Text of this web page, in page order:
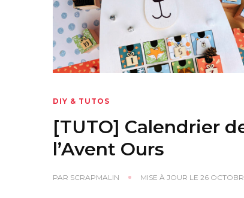
DIY & TUTOS
[TUTO] Calendrier
l’Avent Ours
PAR SCRAPMALIN MISE À JOUR LE 26